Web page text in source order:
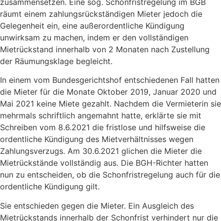
zusammensetzen. Eine sog. Schonfristregelung im BGB
räumt einem zahlungsrückständigen Mieter jedoch die
Gelegenheit ein, eine außerordentliche Kündigung
unwirksam zu machen, indem er den vollständigen
Mietrückstand innerhalb von 2 Monaten nach Zustellung
der Räumungsklage begleicht.
In einem vom Bundesgerichtshof entschiedenen Fall hatten
die Mieter für die Monate Oktober 2019, Januar 2020 und
Mai 2021 keine Miete gezahlt. Nachdem die Vermieterin sie
mehrmals schriftlich angemahnt hatte, erklärte sie mit
Schreiben vom 8.6.2021 die fristlose und hilfsweise die
ordentliche Kündigung des Mietverhältnisses wegen
Zahlungsverzugs. Am 30.6.2021 glichen die Mieter die
Mietrückstände vollständig aus. Die BGH-Richter hatten
nun zu entscheiden, ob die Schonfristregelung auch für die
ordentliche Kündigung gilt.
Sie entschieden gegen die Mieter. Ein Ausgleich des
Mietrückstands innerhalb der Schonfrist verhindert nur die